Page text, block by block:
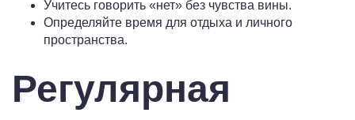
Учитесь говорить «нет» без чувства вины.
Определяйте время для отдыха и личного
пространства.
Регулярная